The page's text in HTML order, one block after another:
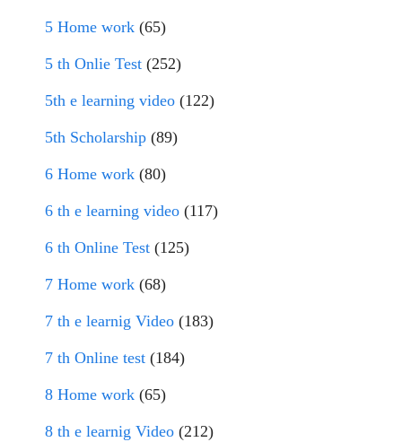
5 Home work (65)
5 th Onlie Test (252)
5th e learning video (122)
5th Scholarship (89)
6 Home work (80)
6 th e learning video (117)
6 th Online Test (125)
7 Home work (68)
7 th e learnig Video (183)
7 th Online test (184)
8 Home work (65)
8 th e learnig Video (212)